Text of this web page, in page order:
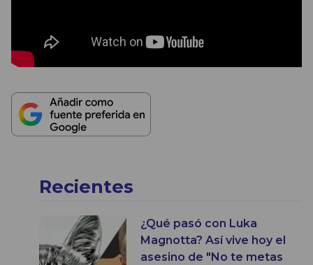
Recientes
¿Qué pasó con Luka
Magnotta? Así vive hoy el
asesino de "No te metas